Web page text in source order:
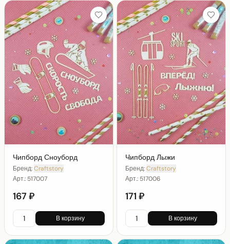
Чипборд Сноуборд
Бренд:Craftstory
Арт.: 517007
167 ₽
В корзину
Чипборд Лыжи
Бренд:Craftstory
Арт.: 517006
171 ₽
В корзину